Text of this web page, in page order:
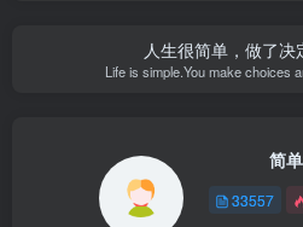
人生很简单，做了
Life is simple.You make choices
简
33557